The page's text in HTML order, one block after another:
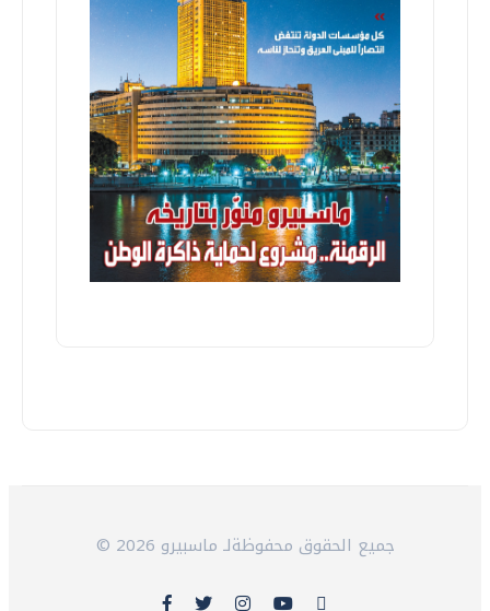
© 2026 جميع الحقوق محفوظةلـ ماسبيرو